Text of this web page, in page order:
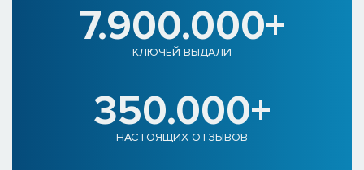
7.900.000+
КЛЮЧЕЙ ВЫДАЛИ
350.000+
НАСТОЯЩИХ ОТЗЫВОВ